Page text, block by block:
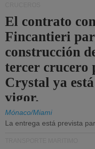
El contrato
Fincantieri
construcción
tercer crucero
Crystal ya
vigor.
Mónaco/Miami
La entrega está prevista